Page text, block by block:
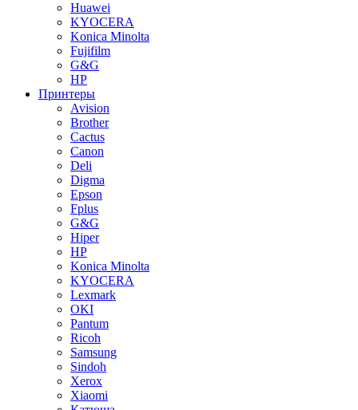
Huawei
KYOCERA
Konica Minolta
Fujifilm
G&G
HP
Принтеры
Avision
Brother
Cactus
Canon
Deli
Digma
Epson
Fplus
G&G
Hiper
HP
Konica Minolta
KYOCERA
Lexmark
OKI
Pantum
Ricoh
Samsung
Sindoh
Xerox
Xiaomi